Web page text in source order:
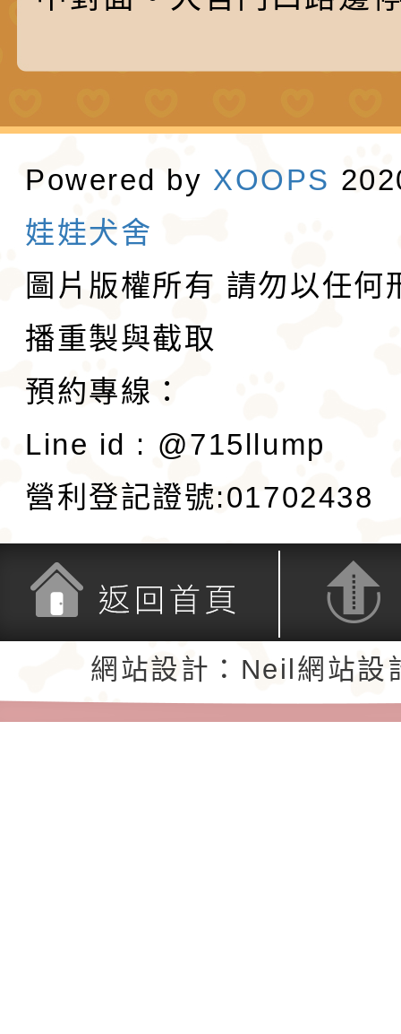
Powered by XOOPS
娃娃犬舍
圖片版權所有 請勿以任何
播重製與截取
預約專線：
Line id : @715llump
營利登記證號:01702438
返回首頁 返回頂端
網站設計：Neil網站設